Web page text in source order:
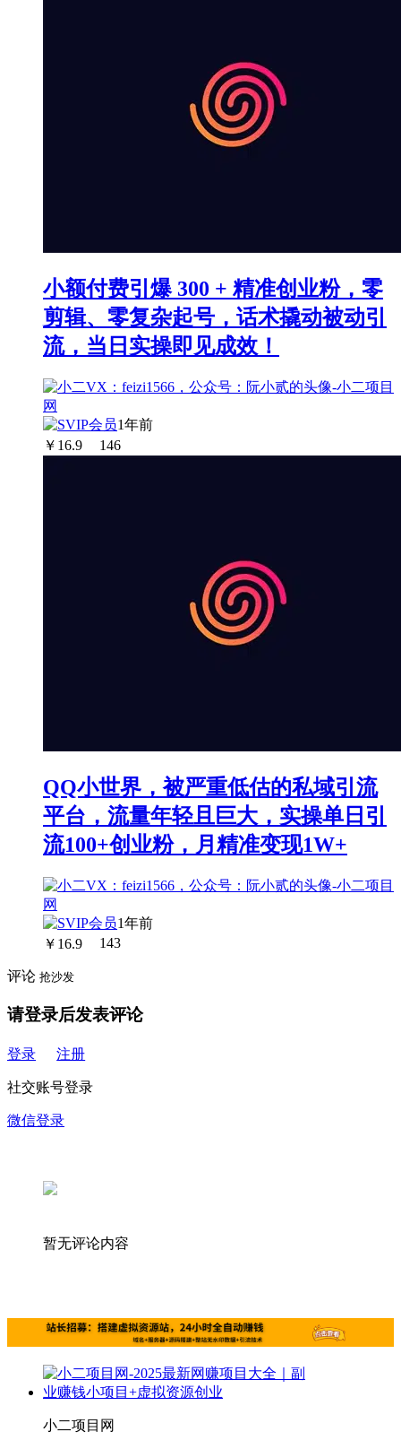
小额付费引爆 300 + 精准创业粉，零
剪辑、零复杂起号，话术撬动被动引
流，当日实操即见成效！
1年前
￥ 16.9 146
QQ小世界，被严重低估的私域引流
平台，流量年轻且巨大，实操单日引
流100+创业粉，月精准变现1W+
1年前
￥ 16.9 143
评论 抢沙发
请登录后发表评论
登录 注册
社交账号登录
微信登录
暂无评论内容
小二项目网